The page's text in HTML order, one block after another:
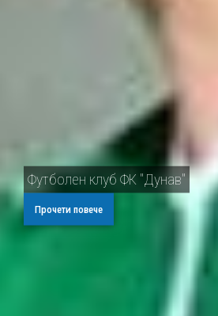
Футболен клуб ФК "Дунав"
Прочети повече